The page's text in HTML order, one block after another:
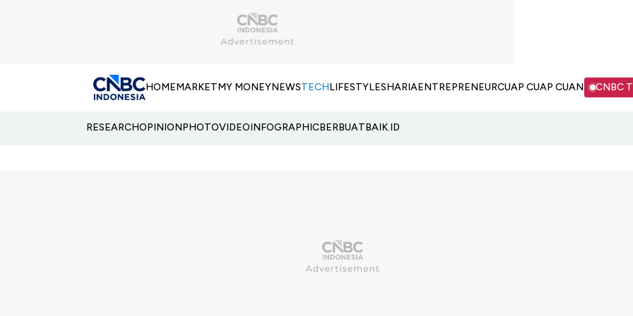
HOMEMARKETMY MONEYNEWSTECHLIFESTYLESHARIAENTREPRENEURCUAP CUAP CUAN CNBC
RESEARCHOPINIONPHOTOVIDEOINFOGRAPHICBERBUATBAIK.ID